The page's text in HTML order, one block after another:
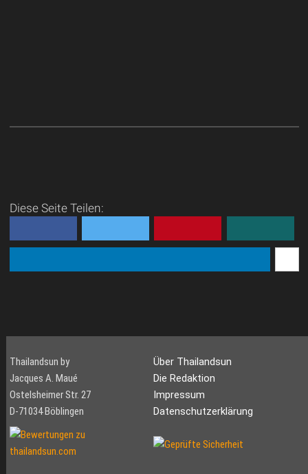
Diese Seite Teilen:
Thailandsun by
Jacques A. Maué
Ostelsheimer Str. 27
D-71034 Böblingen
Über Thailandsun
Die Redaktion
Impressum
Datenschutzerklärung